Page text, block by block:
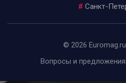
# Санкт-
© 2026 Euromag.ru
Вопросы и предложения: